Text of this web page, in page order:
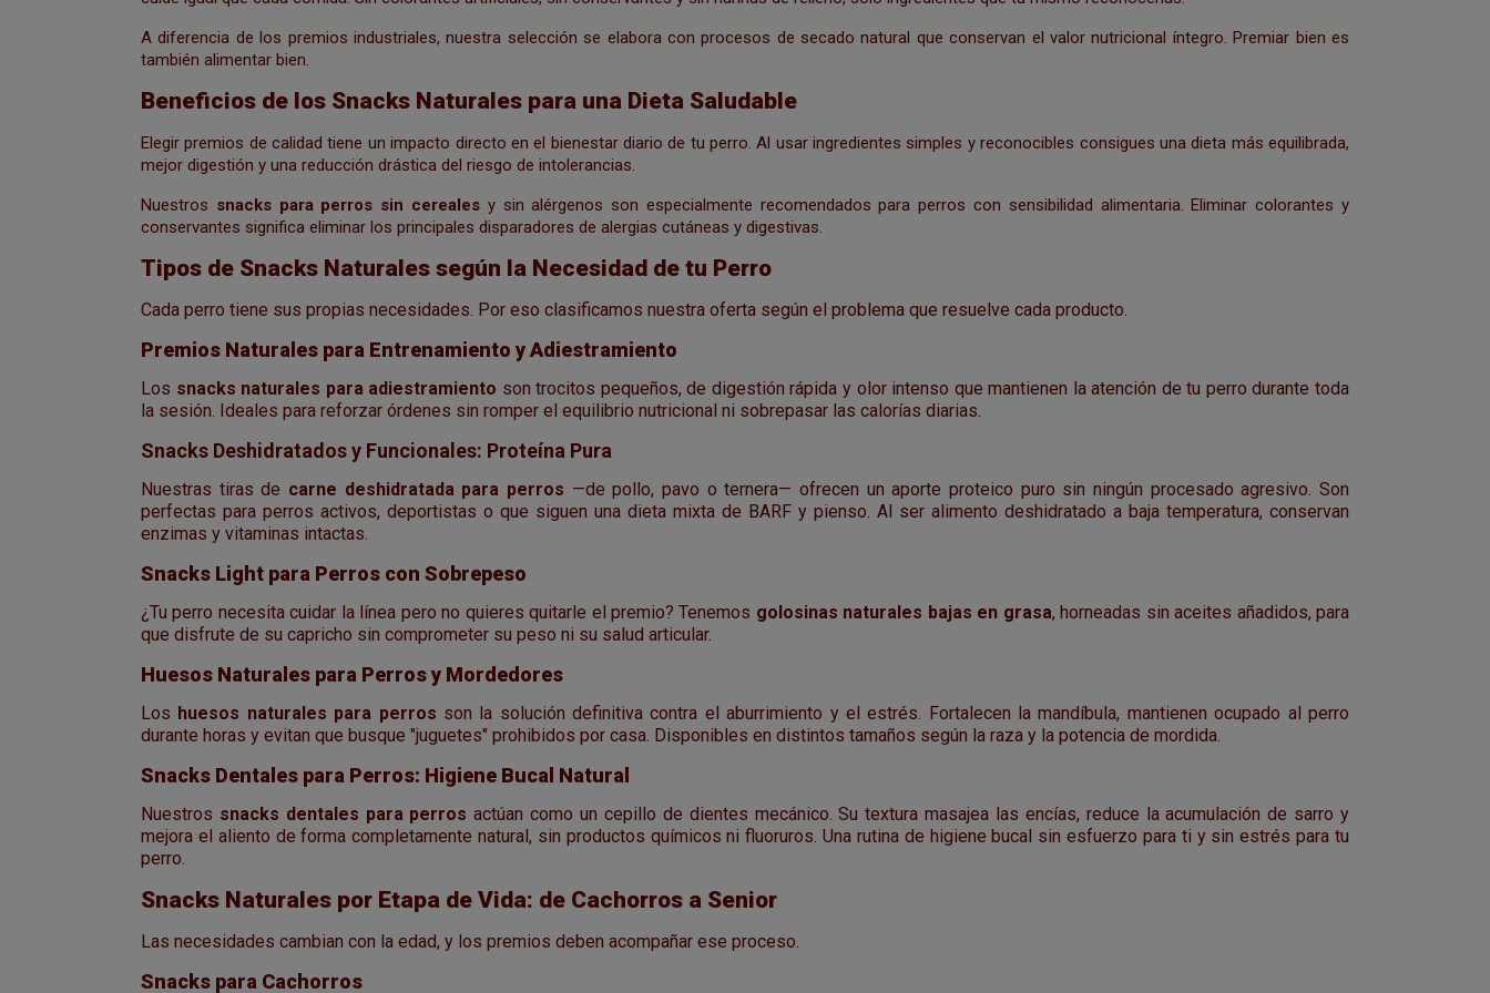
A diferencia de los premios industriales, nuestra selección se elabora con procesos de secado natural que conservan el valor nutricional íntegro. Premiar bien es
también alimentar bien.
Beneficios de los Snacks Naturales para una Dieta Saludable
Elegir premios de calidad tiene un impacto directo en el bienestar diario de tu perro. Al usar ingredientes simples y reconocibles consigues una dieta más equilibrada,
mejor digestión y una reducción drástica del riesgo de intolerancias.
Nuestros snacks para perros sin cerealesy sin alérgenos son especialmente recomendados para perros con sensibilidad alimentaria. Eliminar colorantes y
conservantes significa eliminar los principales disparadores de alergias cutáneas y digestivas.
Tipos de Snacks Naturales según la Necesidad de tu Perro
Cada perro tiene sus propias necesidades. Por eso clasificamos nuestra oferta según el problema que resuelve cada producto.
Premios Naturales para Entrenamiento y Adiestramiento
Los snacks naturales para adiestramiento son trocitos pequeños, de digestión rápida y olor intenso que mantienen la atención de tu perro durante toda
la sesión. Ideales para reforzar órdenes sin romper el equilibrio nutricional ni sobrepasar las calorías diarias.
Snacks Deshidratados y Funcionales: Proteína Pura
Nuestras tiras de carne deshidratada para perros —de pollo, pavo o ternera— ofrecen un aporte proteico puro sin ningún procesado agresivo. Son
perfectas para perros activos, deportistas o que siguen una dieta mixta de BARF y pienso. Al ser alimento deshidratado a baja temperatura, conservan
enzimas y vitaminas intactas.
Snacks Light para Perros con Sobrepeso
¿Tu perro necesita cuidar la línea pero no quieres quitarle el premio? Tenemos golosinas naturales bajas en grasa, horneadas sin aceites añadidos, para
que disfrute de su capricho sin comprometer su peso ni su salud articular.
Huesos Naturales para Perros y Mordedores
Los huesos naturales para perros son la solución definitiva contra el aburrimiento y el estrés. Fortalecen la mandíbula, mantienen ocupado al perro
durante horas y evitan que busque "juguetes" prohibidos por casa. Disponibles en distintos tamaños según la raza y la potencia de mordida.
Snacks Dentales para Perros: Higiene Bucal Natural
Nuestros snacks dentales para perros actúan como un cepillo de dientes mecánico. Su textura masajea las encías, reduce la acumulación de sarro y
mejora el aliento de forma completamente natural, sin productos químicos ni fluoruros. Una rutina de higiene bucal sin esfuerzo para ti y sin estrés para tu
perro.
Snacks Naturales por Etapa de Vida: de Cachorros a Senior
Las necesidades cambian con la edad, y los premios deben acompañar ese proceso.
Snacks para Cachorros